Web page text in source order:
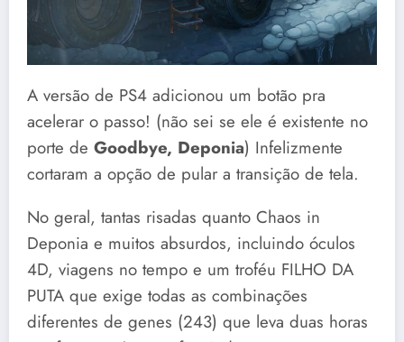
A versão de PS4 adicionou um botão pra
acelerar o passo! (não sei se ele é existente no
porte de Goodbye, Deponia) Infelizmente
cortaram a opção de pular a transição de tela.
No geral, tantas risadas quanto Chaos in
Deponia e muitos absurdos, incluindo óculos
4D, viagens no tempo e um troféu FILHO DA
PUTA que exige todas as combinações
diferentes de genes (243) que leva duas horas